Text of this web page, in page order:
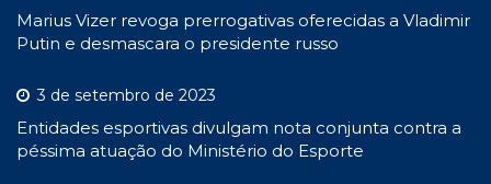
Marius Vizer revoga prerrogativas oferecidas a Vladimir
Putin e desmascara o presidente russo
3 de setembro de 2023
Entidades esportivas divulgam nota conjunta contra a
péssima atuação do Ministério do Esporte